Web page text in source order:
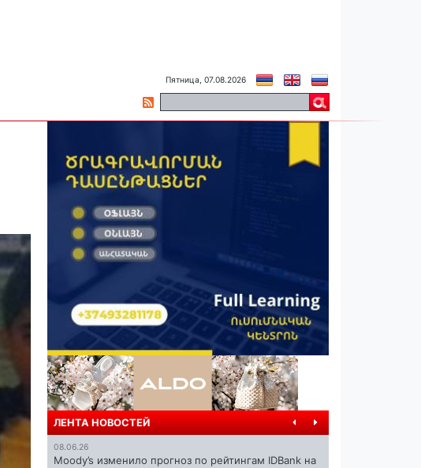
Пятница, 07.08.2026
ЛЕНТА НОВОСТЕЙ
08.06.26
Moody’s изменило прогноз по рейтингам IDBank на